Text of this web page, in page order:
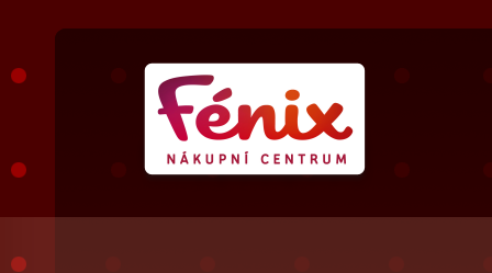
Nákupní Centrum Fénix
Vysočanská